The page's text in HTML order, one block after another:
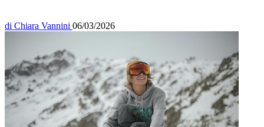
di Chiara Vannini 06/03/2026